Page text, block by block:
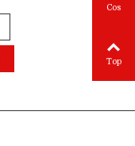
Cos
Top